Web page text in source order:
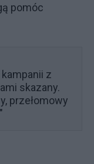
pomóc
z
skazany.
przełomowy